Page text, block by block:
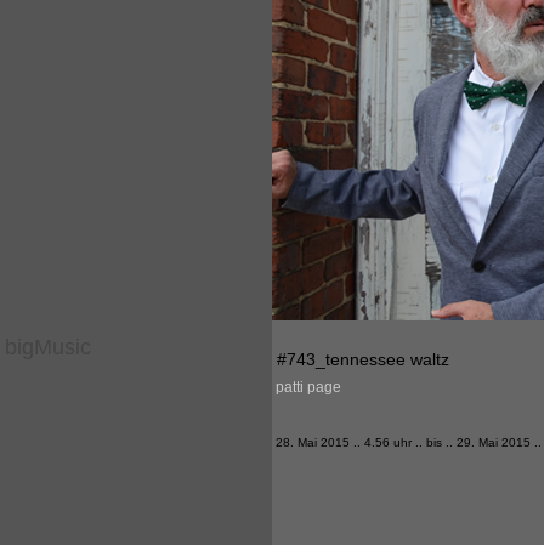
#743_tennessee waltz
patti page
28. Mai 2015 .. 4.56 uhr .. bis .. 29. Mai 2015